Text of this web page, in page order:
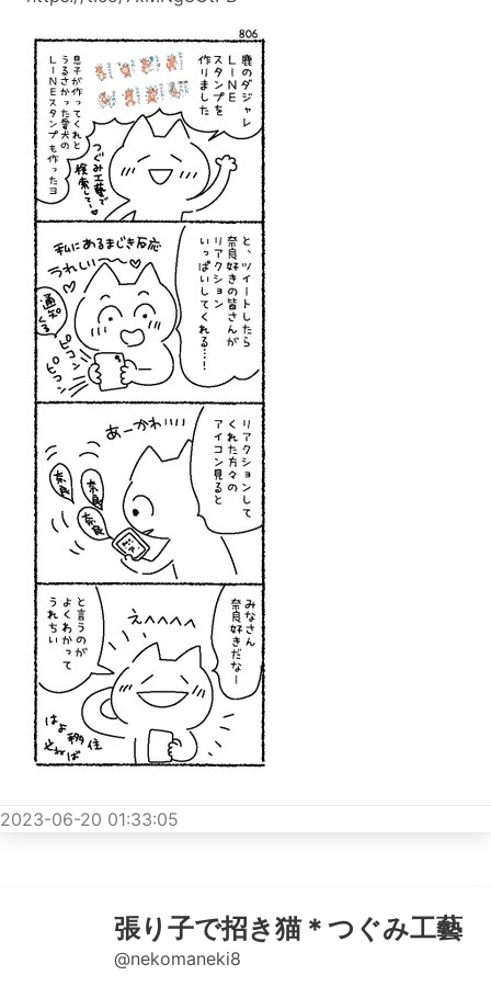
2023-06-20 01:33:05
張り子で招き猫＊つぐみ工藝
@nekomaneki8